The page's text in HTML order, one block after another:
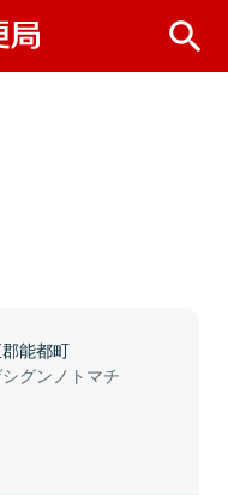
能都町
グンノトマチ